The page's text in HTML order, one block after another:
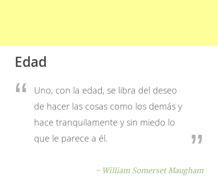
Edad
Uno, con la edad, se libra del deseo
de hacer las cosas como los demás y
hace tranquilamente y sin miedo lo
que le parece a él.
- William Somerset Maugham